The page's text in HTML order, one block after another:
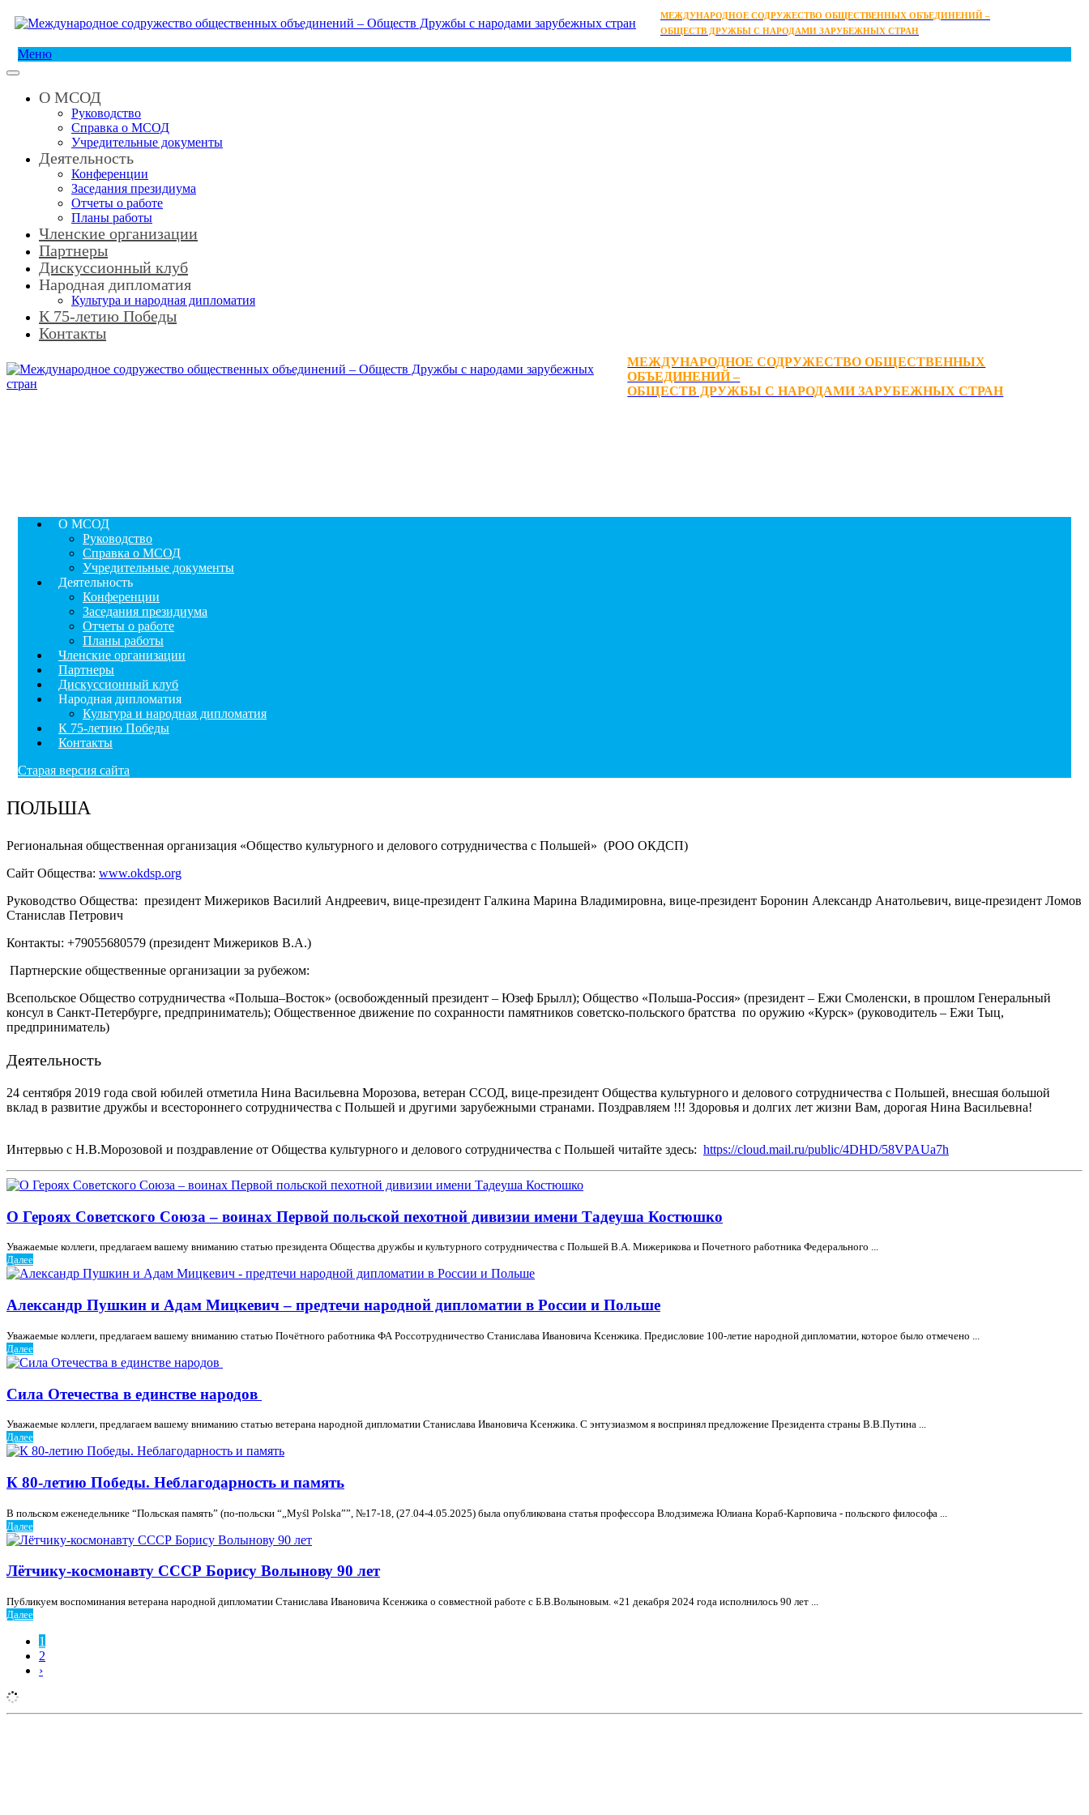
МЕЖДУНАРОДНОЕ СОДРУЖЕСТВО ОБЩЕСТВЕННЫХ ОБЪЕДИНЕНИЙ –
ОБЩЕСТВ ДРУЖБЫ С НАРОДАМИ ЗАРУБЕЖНЫХ СТРАН
Меню
О МСОД
Руководство
Справка о МСОД
Учредительные документы
Деятельность
Конференции
Заседания президиума
Отчеты о работе
Планы работы
Членские организации
Партнеры
Дискуссионный клуб
Народная дипломатия
Культура и народная дипломатия
К 75-летию Победы
Контакты
МЕЖДУНАРОДНОЕ СОДРУЖЕСТВО ОБЩЕСТВЕННЫХ
ОБЪЕДИНЕНИЙ –
ОБЩЕСТВ ДРУЖБЫ С НАРОДАМИ ЗАРУБЕЖНЫХ СТРАН
О МСОД
Руководство
Справка о МСОД
Учредительные документы
Деятельность
Конференции
Заседания президиума
Отчеты о работе
Планы работы
Членские организации
Партнеры
Дискуссионный клуб
Народная дипломатия
Культура и народная дипломатия
К 75-летию Победы
Контакты
Старая версия сайта
ПОЛЬША
Региональная общественная организация «Общество культурного и делового сотрудничества с Польшей» (РОО ОКДСП)
Сайт Общества: www.okdsp.org
Руководство Общества: президент Мижериков Василий Андреевич, вице-президент Галкина Марина Владимировна, вице-президент Боронин Александр Анатольевич, вице-президент Ломов
Станислав Петрович
Контакты: +79055680579 (президент Мижериков В.А.)
Партнерские общественные организации за рубежом:
Всепольское Общество сотрудничества «Польша–Восток» (освобожденный президент – Юзеф Брылл); Общество «Польша-Россия» (президент – Ежи Смоленски, в прошлом Генеральный
консул в Санкт-Петербурге, предприниматель); Общественное движение по сохранности памятников советско-польского братства по оружию «Курск» (руководитель – Ежи Тыц,
предприниматель)
Деятельность
24 сентября 2019 года свой юбилей отметила Нина Васильевна Морозова, ветеран ССОД, вице-президент Общества культурного и делового сотрудничества с Польшей, внесшая большой
вклад в развитие дружбы и всестороннего сотрудничества с Польшей и другими зарубежными странами. Поздравляем !!! Здоровья и долгих лет жизни Вам, дорогая Нина Васильевна!
Интервью с Н.В.Морозовой и поздравление от Общества культурного и делового сотрудничества с Польшей читайте здесь: https://cloud.mail.ru/public/4DHD/58VPAUa7h
О Героях Советского Союза – воинах Первой польской пехотной дивизии имени Тадеуша Костюшко
Уважаемые коллеги, предлагаем вашему вниманию статью президента Общества дружбы и культурного сотрудничества с Польшей В.А. Мижерикова и Почетного работника Федерального ...
Далее
Александр Пушкин и Адам Мицкевич – предтечи народной дипломатии в России и Польше
Уважаемые коллеги, предлагаем вашему вниманию статью Почётного работника ФА Россотрудничество Станислава Ивановича Ксенжика. Предисловие 100-летие народной дипломатии, которое было отмечено ...
Далее
Сила Отечества в единстве народов
Уважаемые коллеги, предлагаем вашему вниманию статью ветерана народной дипломатии Станислава Ивановича Ксенжика. С энтузиазмом я воспринял предложение Президента страны В.В.Путина ...
Далее
К 80-летию Победы. Неблагодарность и память
В польском еженедельнике “Польская память” (по-польски “„Myśl Polska””, №17-18, (27.04-4.05.2025) была опубликована статья профессора Влодзимежа Юлиана Кораб-Карповича - польского философа ...
Далее
Лётчику-космонавту СССР Борису Волынову 90 лет
Публикуем воспоминания ветерана народной дипломатии Станислава Ивановича Ксенжика о совместной работе с Б.В.Волыновым. «21 декабря 2024 года исполнилось 90 лет ...
Далее
1
2
›